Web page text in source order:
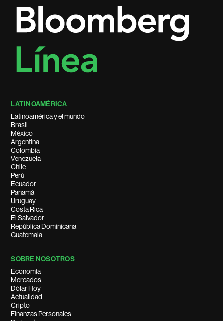
LATINOAMÉRICA
Latinoamérica y el mundo
Brasil
México
Argentina
Colombia
Venezuela
Chile
Perú
Ecuador
Panamá
Uruguay
Costa Rica
El Salvador
República Dominicana
Guatemala
SOBRE NOSOTROS
Economía
Mercados
Dólar Hoy
Actualidad
Cripto
Finanzas Personales